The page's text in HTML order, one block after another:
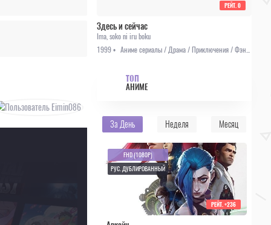
Здесь и сейчас
Ima, soko ni iru boku
1999 •
Аниме сериалы / Драма / Приключения / Фэнтези
РЕЙТ. 0
ТОП
АНИМЕ
За День Неделя Месяц
FHD (1080P)
РУС. ДУБЛИРОВАННЫЙ
РЕЙТ. +236